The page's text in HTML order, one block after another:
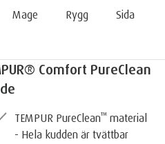
Mage
Rygg Sida
Comfort PureClean
TEMPUR PureClean™️ material
- Hela kudden är tvättbar